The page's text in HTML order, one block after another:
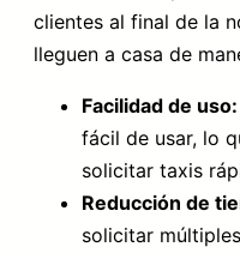
clientes al final de la
lleguen a casa de
Facilidad de uso:
fácil de usar, lo
solicitar taxis
Reducción de
solicitar